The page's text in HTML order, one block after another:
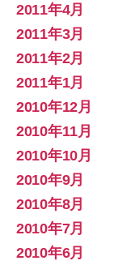
2011年4月
2011年3月
2011年2月
2011年1月
2010年12月
2010年11月
2010年10月
2010年9月
2010年8月
2010年7月
2010年6月